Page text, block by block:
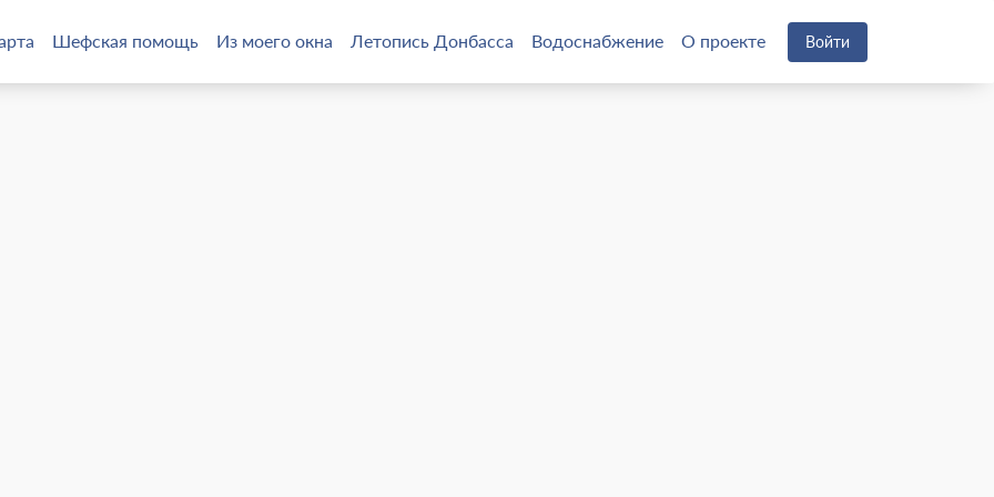
Шефская помощь Из моего окна Летопись Донбасса Водоснабжение О проекте Войти